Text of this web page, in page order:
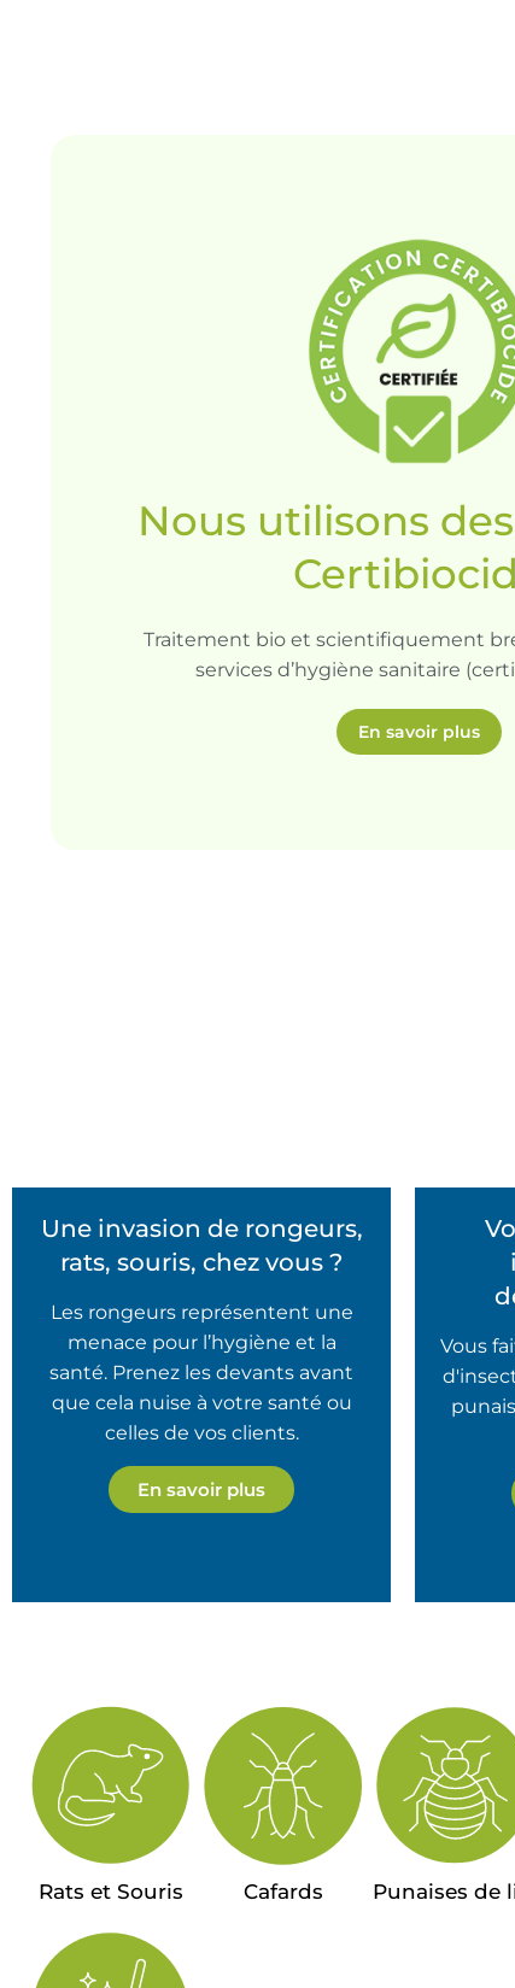
Nous utilisons
Traitement bio et scientifiquement
services d’hygiène sanitaire
En savoir plus
Une invasion de rongeurs,
rats, souris, chez vous ?
Les rongeurs représentent une
menace pour l’hygiène et la
santé. Prenez les devants avant
que cela nuise à votre santé ou
celles de vos clients.
En savoir plus
Vous
Rats et Souris Cafards Punaises de